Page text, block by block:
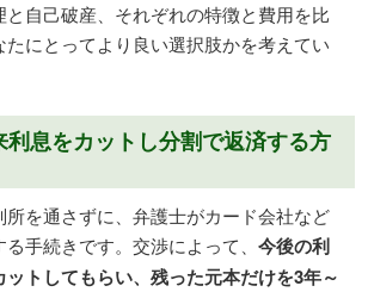
と自己破産、それぞれの特徴と費用を比
にとってより良い選択肢かを考えてい
息をカットし分割で返済する方
を通さずに、弁護士がカード会社など
手続きです。交渉によって、今後の利
トしてもらい、残った元本だけを3年～